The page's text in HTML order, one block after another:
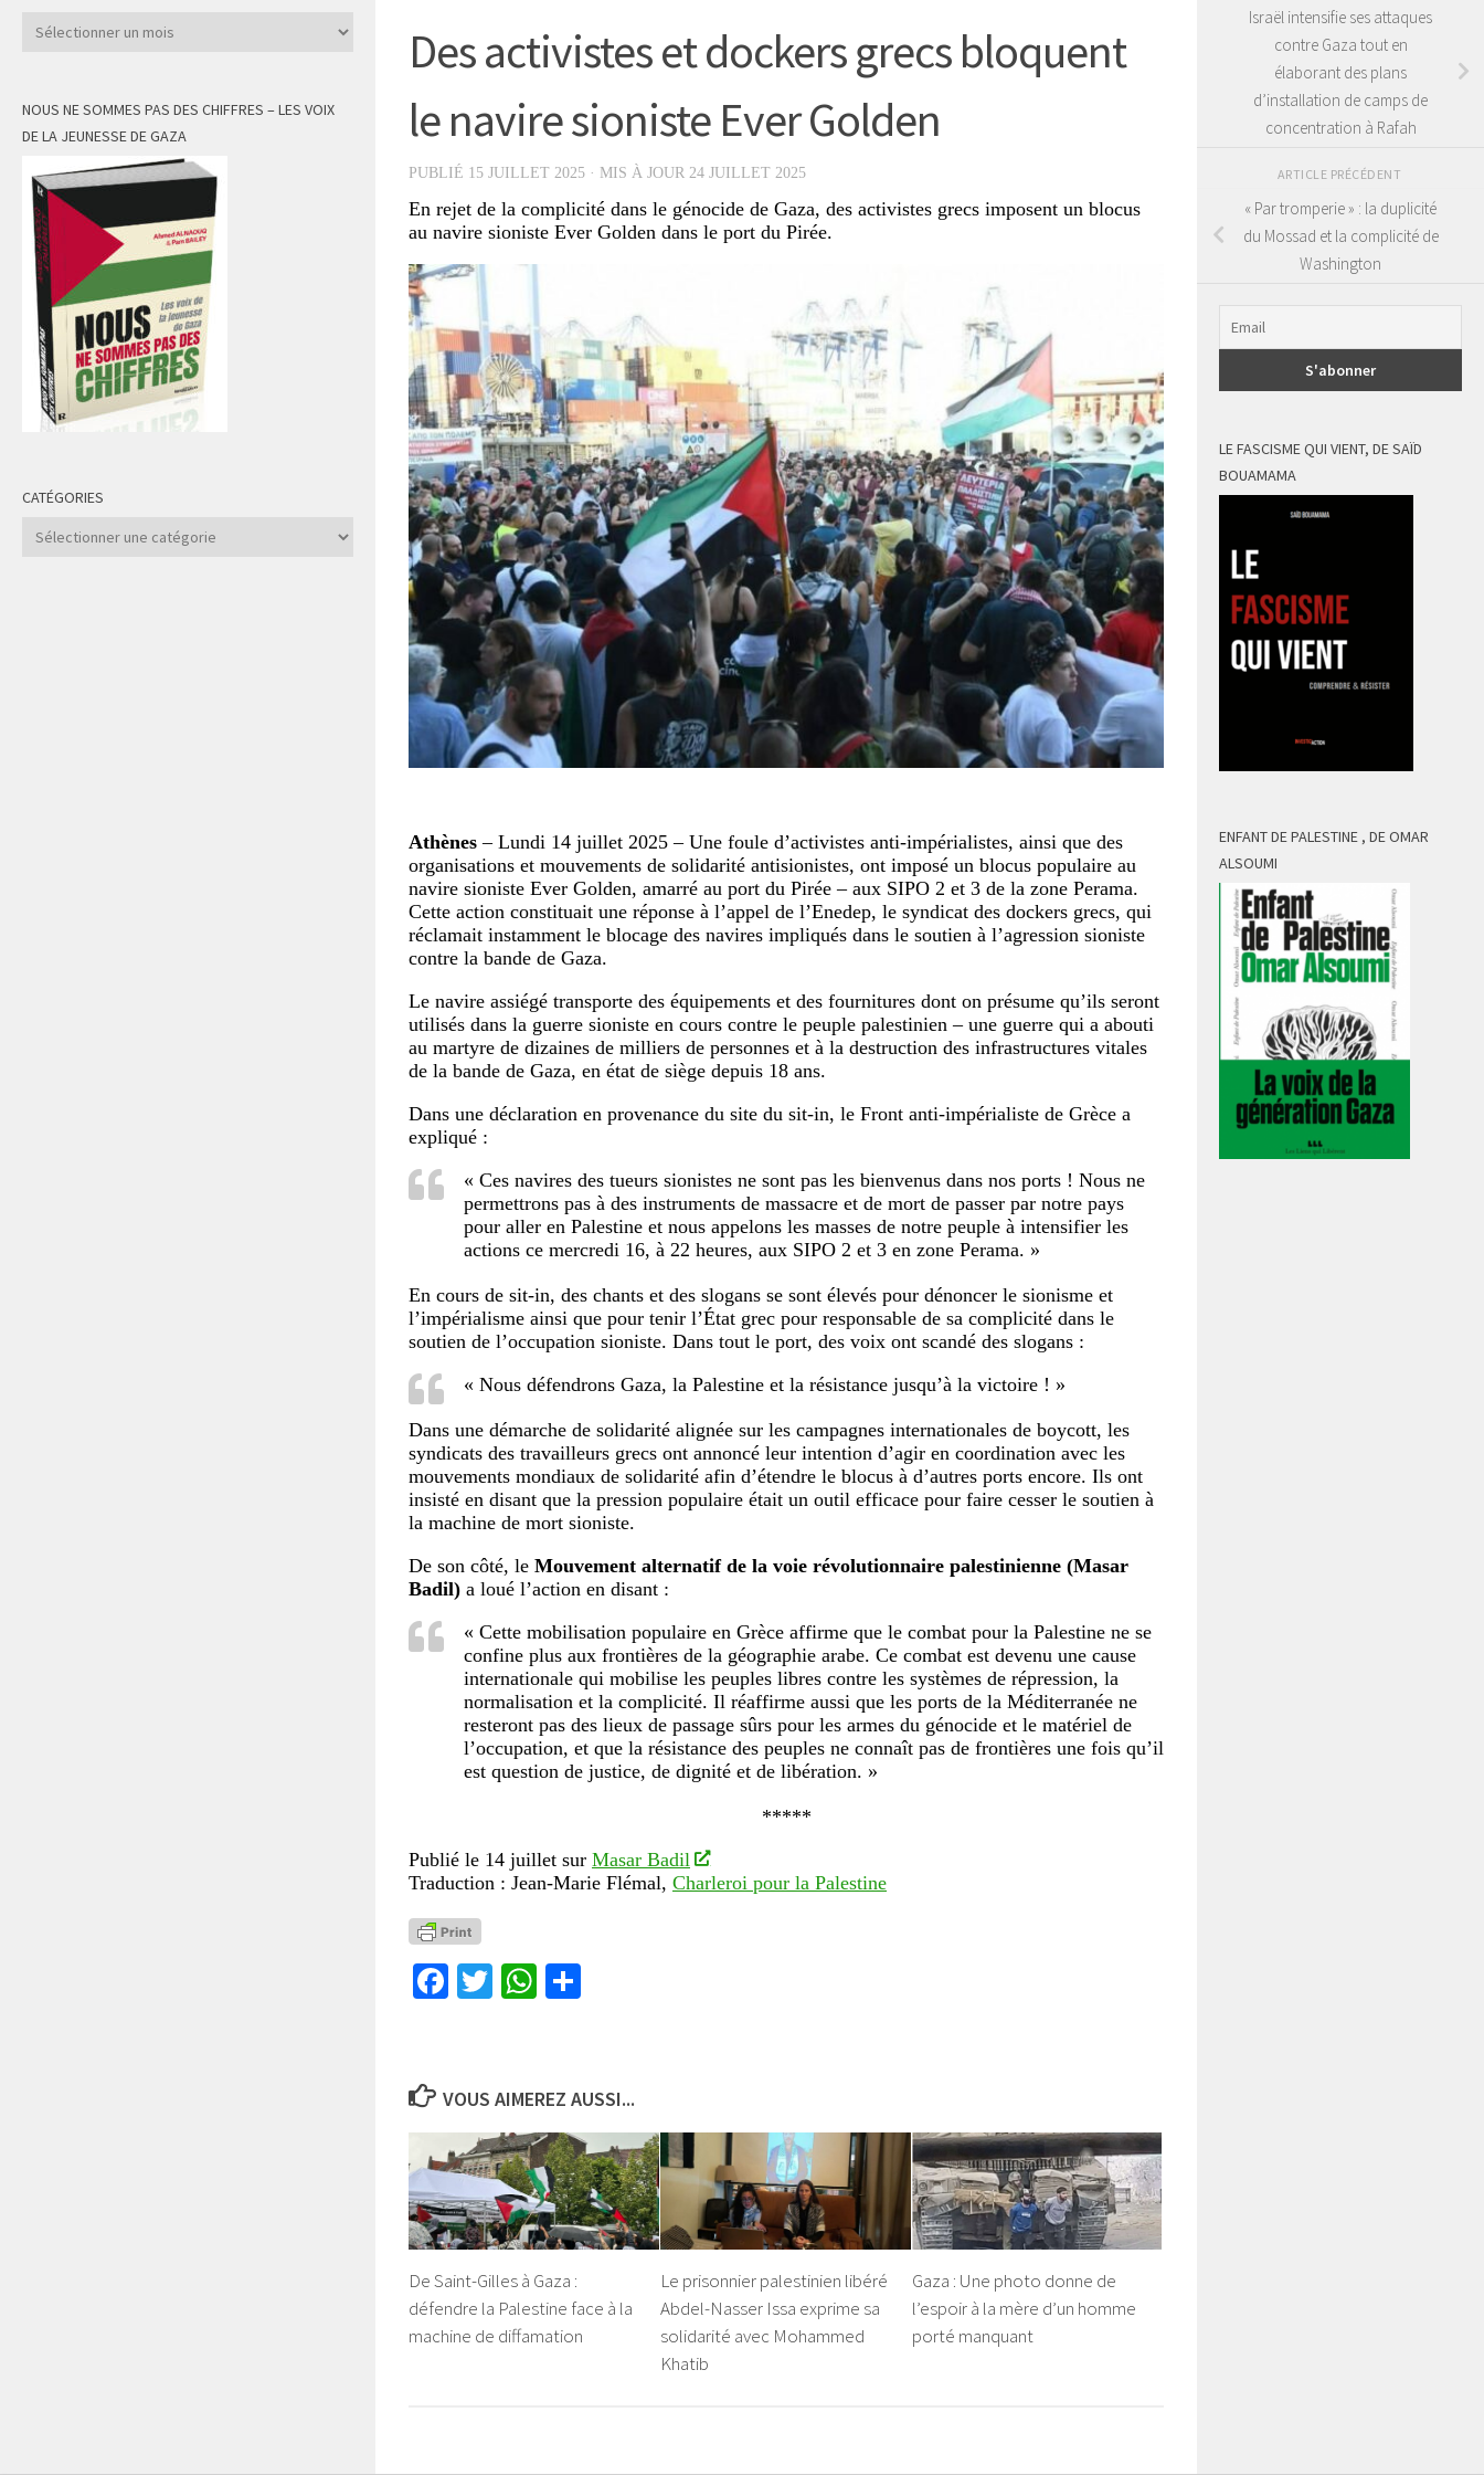
Des activistes et dockers grecs bloquent
le navire sioniste Ever Golden
PUBLIÉ 15 JUILLET 2025 · MIS À JOUR 24 JUILLET 2025
En rejet de la complicité dans le génocide de Gaza, des activistes grecs imposent un blocus
au navire sioniste Ever Golden dans le port du Pirée.
Athènes – Lundi 14 juillet 2025 – Une foule d’activistes anti-impérialistes, ainsi que des
organisations et mouvements de solidarité antisionistes, ont imposé un blocus populaire au
navire sioniste Ever Golden, amarré au port du Pirée – aux SIPO 2 et 3 de la zone Perama.
Cette action constituait une réponse à l’appel de l’Enedep, le syndicat des dockers grecs, qui
réclamait instamment le blocage des navires impliqués dans le soutien à l’agression sioniste
contre la bande de Gaza.
Le navire assiégé transporte des équipements et des fournitures dont on présume qu’ils seront
utilisés dans la guerre sioniste en cours contre le peuple palestinien – une guerre qui a abouti
au martyre de dizaines de milliers de personnes et à la destruction des infrastructures vitales
de la bande de Gaza, en état de siège depuis 18 ans.
Dans une déclaration en provenance du site du sit-in, le Front anti-impérialiste de Grèce a
expliqué :
« Ces navires des tueurs sionistes ne sont pas les bienvenus dans nos ports ! Nous ne
permettrons pas à des instruments de massacre et de mort de passer par notre pays
pour aller en Palestine et nous appelons les masses de notre peuple à intensifier les
actions ce mercredi 16, à 22 heures, aux SIPO 2 et 3 en zone Perama. »
En cours de sit-in, des chants et des slogans se sont élevés pour dénoncer le sionisme et
l’impérialisme ainsi que pour tenir l’État grec pour responsable de sa complicité dans le
soutien de l’occupation sioniste. Dans tout le port, des voix ont scandé des slogans :
« Nous défendrons Gaza, la Palestine et la résistance jusqu’à la victoire ! »
Dans une démarche de solidarité alignée sur les campagnes internationales de boycott, les
syndicats des travailleurs grecs ont annoncé leur intention d’agir en coordination avec les
mouvements mondiaux de solidarité afin d’étendre le blocus à d’autres ports encore. Ils ont
insisté en disant que la pression populaire était un outil efficace pour faire cesser le soutien à
la machine de mort sioniste.
De son côté, le Mouvement alternatif de la voie révolutionnaire palestinienne (Masar
Badil) a loué l’action en disant :
« Cette mobilisation populaire en Grèce affirme que le combat pour la Palestine ne se
confine plus aux frontières de la géographie arabe. Ce combat est devenu une cause
internationale qui mobilise les peuples libres contre les systèmes de répression, la
normalisation et la complicité. Il réaffirme aussi que les ports de la Méditerranée ne
resteront pas des lieux de passage sûrs pour les armes du génocide et le matériel de
l’occupation, et que la résistance des peuples ne connaît pas de frontières une fois qu’il
est question de justice, de dignité et de libération. »
*****
Publié le 14 juillet sur Masar Badil
Traduction : Jean-Marie Flémal, Charleroi pour la Palestine
Facebook
TwitterWhatsApp
VOUS AIMEREZ AUSSI...
De Saint-Gilles à Gaza :
défendre la Palestine face à la
machine de diffamation
Le prisonnier palestinien libéré
Abdel-Nasser Issa exprime sa
solidarité avec Mohammed
Khatib
Gaza : Une photo donne de
l’espoir à la mère d’un homme
porté manquant
Archives
NOUS NE SOMMES PAS DES CHIFFRES – LES VOIX
DE LA JEUNESSE DE GAZA
CATÉGORIES
Catégories
Israël intensifie ses attaques
contre Gaza tout en
élaborant des plans
d’installation de camps de
concentration à Rafah
ARTICLE PRÉCÉDENT
« Par tromperie » : la duplicité
du Mossad et la complicité de
Washington
LE FASCISME QUI VIENT, DE SAÏD
BOUAMAMA
ENFANT DE PALESTINE , DE OMAR
ALSOUMI